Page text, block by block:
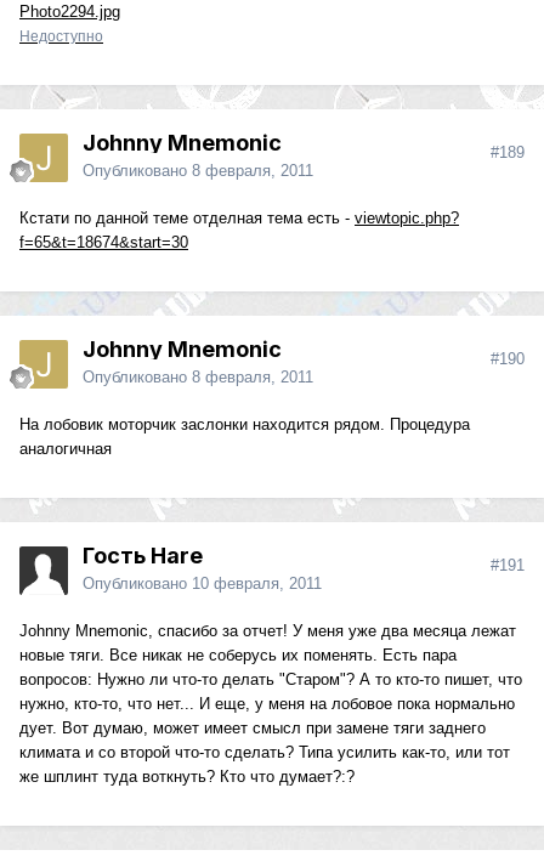
Photo2294.jpg
Недоступно
Johnny Mnemonic
Опубликовано 8 февраля, 2011
#189
Кстати по данной теме отделная тема есть - viewtopic.php?
f=65&t=18674&start=30
Johnny Mnemonic
Опубликовано 8 февраля, 2011
#190
На лобовик моторчик заслонки находится рядом. Процедура
аналогичная
Гость Hare
Опубликовано 10 февраля, 2011
#191
Johnny Mnemonic, спасибо за отчет! У меня уже два месяца лежат
новые тяги. Все никак не соберусь их поменять. Есть пара
вопросов: Нужно ли что-то делать "Старом"? А то кто-то пишет, что
нужно, кто-то, что нет... И еще, у меня на лобовое пока нормально
дует. Вот думаю, может имеет смысл при замене тяги заднего
климата и со второй что-то сделать? Типа усилить как-то, или тот
же шплинт туда воткнуть? Кто что думает?:?